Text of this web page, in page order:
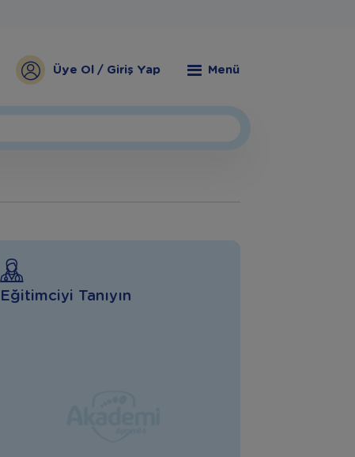
Üye Ol / Giriş Yap Menü
Eğitimciyi Tanıyın